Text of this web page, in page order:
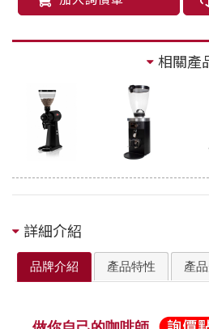
相關產
詳細介紹
品牌介紹 產品特性 產